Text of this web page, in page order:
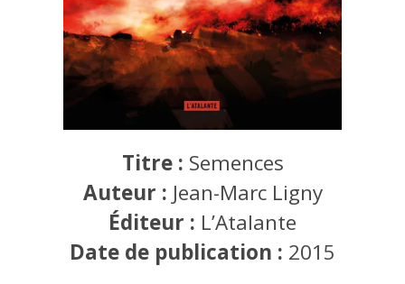
Titre : Semences
Auteur : Jean-Marc Ligny
Éditeur : L’Atalante
Date de publication : 2015